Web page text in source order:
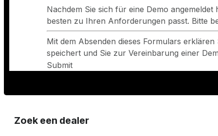
Nachdem Sie sich für eine Demo
besten zu Ihren Anforderungen passt. Bitte
Mit dem Absenden dieses Formulars
speichert und Sie zur Vereinbarung einer
Submit
Zoek een dealer